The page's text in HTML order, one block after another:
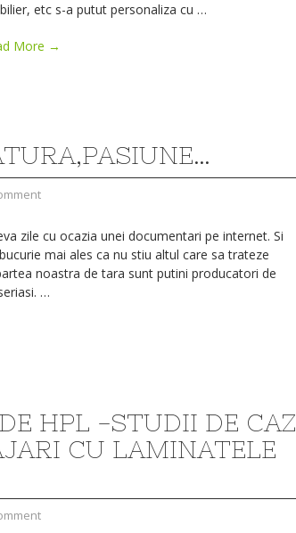
etc s-a putut personaliza cu …
More →
zile cu ocazia unei documentari pe internet. Si
mai ales ca nu stiu altul care sa trateze
noastra de tara sunt putini producatori de
…
HPL -STUDII DE CAZ
CU LAMINATELE